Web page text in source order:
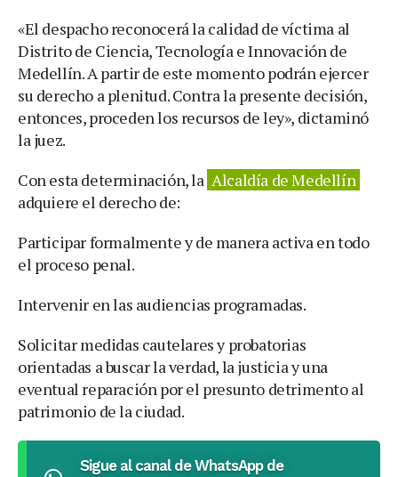
«El despacho reconocerá la calidad de víctima al
Distrito de Ciencia, Tecnología e Innovación de
Medellín. A partir de este momento podrán ejercer
su derecho a plenitud. Contra la presente decisión,
entonces, proceden los recursos de ley», dictaminó
la juez.
Con esta determinación, la Alcaldía de Medellín
adquiere el derecho de:
Participar formalmente y de manera activa en todo
el proceso penal.
Intervenir en las audiencias programadas.
Solicitar medidas cautelares y probatorias
orientadas a buscar la verdad, la justicia y una
eventual reparación por el presunto detrimento al
patrimonio de la ciudad.
Sigue al canal de WhatsApp de